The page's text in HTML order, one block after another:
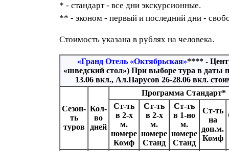
* - стандарт - все дни экскурсионные.
** - эконом - первый и последний дни -
Стоимость указана в рублях на человека.
«Гранд Отель «Октябрьская»**** -
«шведский стол») При выборе тура в даты
13.06 вкл., Ал.Парусов 26-28.06 вкл.
Сезон-
ть
туров
Кол-
во
дней
Программа Стандарт*
Ст-ть
в 2-х
м.
номере
Комф
Ст-ть
в 2-х
м.
номере
Станд
Ст-ть
в 1-но
м.
номере
Станд
Ст-ть
на
доп.м.
Комф